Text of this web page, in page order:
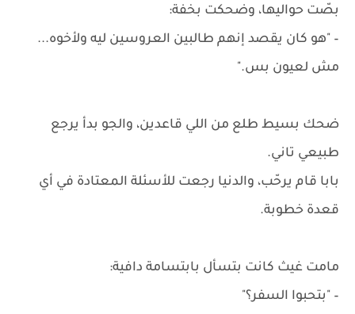
بصّت حواليها، وضحكت بخفة:
– "هو كان يقصد إنهم طالبين العروسين ليه ولأخوه...
مش لعيون بس."
ضحك بسيط طلع من اللي قاعدين، والجو بدأ يرجع
طبيعي تاني.
بابا قام يرحّب، والدنيا رجعت للأسئلة المعتادة في أي
قعدة خطوبة.
مامت غيث كانت بتسأل بابتسامة دافية:
– "بتحبوا السفر؟"